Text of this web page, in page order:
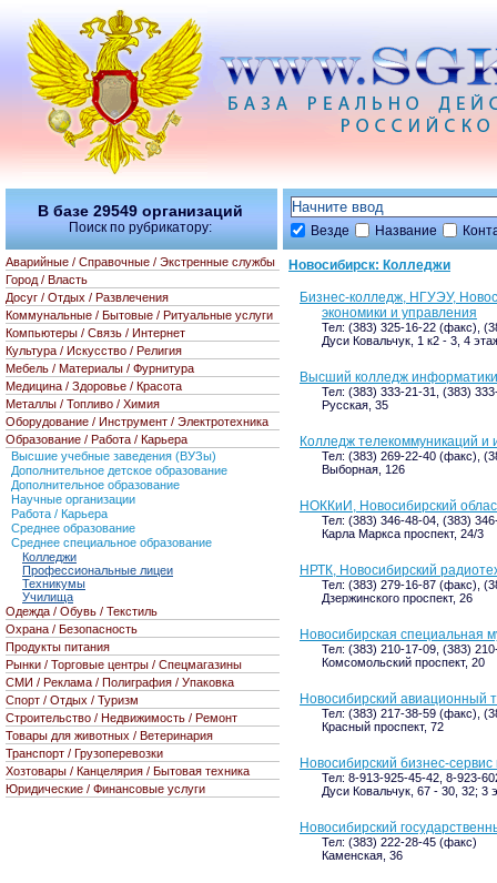
Везде Название
Новосибирск: Колледжи
Бизнес-колледж, НГУЭУ,
экономики и управления
Тел: (383) 325-16-22 (факс),
Дуси Ковальчук, 1 к2 - 3, 4
Высший колледж
Тел: (383) 333-21-31, (383)
Русская, 35
Колледж телекоммуникаций
Тел: (383) 269-22-40 (факс),
Выборная, 126
НОККиИ, Новосибирский
Тел: (383) 346-48-04, (383)
Карла Маркса проспект, 24/3
НРТК, Новосибирский
Тел: (383) 279-16-87 (факс),
Дзержинского проспект, 26
Новосибирская специальная
Тел: (383) 210-17-09, (383)
Комсомольский проспект, 20
Новосибирский авиационный
Тел: (383) 217-38-59 (факс),
Красный проспект, 72
Новосибирский бизнес-
Тел: 8-913-925-45-42, 8-923-
Дуси Ковальчук, 67 - 30, 32; 3
Новосибирский
Тел: (383) 222-28-45 (факс)
Каменская, 36
В базе 29549 организаций
Поиск по рубрикатору:
Аварийные / Справочные / Экстренные службы
Город / Власть
Досуг / Отдых / Развлечения
Коммунальные / Бытовые / Ритуальные услуги
Компьютеры / Связь / Интернет
Культура / Искусство / Религия
Мебель / Материалы / Фурнитура
Медицина / Здоровье / Красота
Металлы / Топливо / Химия
Оборудование / Инструмент / Электротехника
Образование / Работа / Карьера
Высшие учебные заведения (ВУЗы)
Дополнительное детское образование
Дополнительное образование
Научные организации
Работа / Карьера
Среднее образование
Среднее специальное образование
Колледжи
Профессиональные лицеи
Техникумы
Училища
Одежда / Обувь / Текстиль
Охрана / Безопасность
Продукты питания
Рынки / Торговые центры / Спецмагазины
СМИ / Реклама / Полиграфия / Упаковка
Спорт / Отдых / Туризм
Строительство / Недвижимость / Ремонт
Товары для животных / Ветеринария
Транспорт / Грузоперевозки
Хозтовары / Канцелярия / Бытовая техника
Юридические / Финансовые услуги